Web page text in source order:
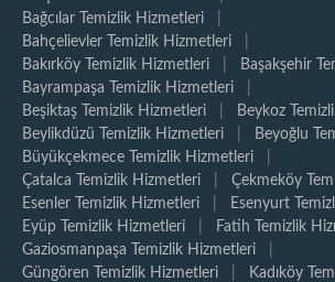
Bağcılar Temizlik Hizmetleri
Bahçelievler Temizlik Hizmetleri
Bakırköy Temizlik Hizmetleri
Başakşehir
Bayrampaşa Temizlik Hizmetleri
Beşiktaş Temizlik Hizmetleri
Beykoz
Beylikdüzü Temizlik Hizmetleri
Beyoğlu
Büyükçekmece Temizlik Hizmetleri
Çatalca Temizlik Hizmetleri
Çekmeköy
Esenler Temizlik Hizmetleri
Esenyurt
Eyüp Temizlik Hizmetleri
Fatih Temizlik
Gaziosmanpaşa Temizlik Hizmetleri
Güngören Temizlik Hizmetleri
Kadıköy